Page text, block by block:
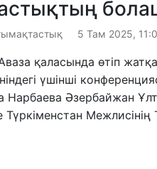
5 Там 2025,
қаласында өтіп
үшінші
Нарбаева Әзербайжан